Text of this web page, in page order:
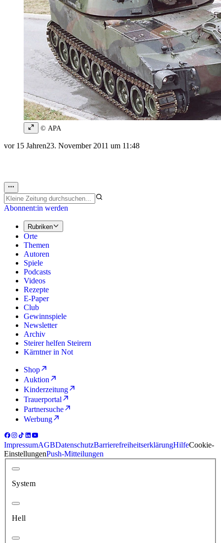
© APA
vor 15 Jahren23. November 2011 um 11:48
Abonnent:in werden
Rubriken
Orte
Themen
Autoren
Spiele
Podcasts
Videos
Rezepte
E-Paper
Club
Gewinnspiele
Newsletter
Archiv
Steirer helfen Steirern
Kärntner in Not
Shop
Auktion
Kinderzeitung
Trauerportal
Partnersuche
Werbung
ImpressumAGBDatenschutzBarrierefreiheitserklärungHilfeCookie-
EinstellungenPush-Mitteilungen
System
Hell